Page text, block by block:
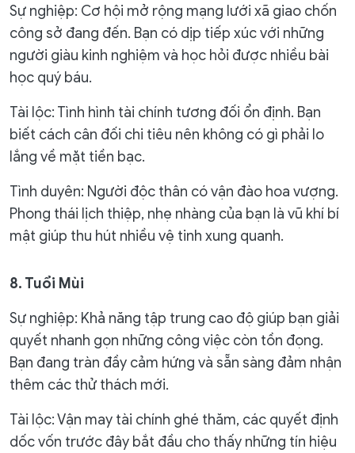
Sự nghiệp: Cơ hội mở rộng mạng lưới xã giao chốn
công sở đang đến. Bạn có dịp tiếp xúc với những
người giàu kinh nghiệm và học hỏi được nhiều bài
học quý báu.
Tài lộc: Tình hình tài chính tương đối ổn định. Bạn
biết cách cân đối chi tiêu nên không có gì phải lo
lắng về mặt tiền bạc.
Tình duyên: Người độc thân có vận đào hoa vượng.
Phong thái lịch thiệp, nhẹ nhàng của bạn là vũ khí bí
mật giúp thu hút nhiều vệ tinh xung quanh.
8. Tuổi Mùi
Sự nghiệp: Khả năng tập trung cao độ giúp bạn giải
quyết nhanh gọn những công việc còn tồn đọng.
Bạn đang tràn đầy cảm hứng và sẵn sàng đảm nhận
thêm các thử thách mới.
Tài lộc: Vận may tài chính ghé thăm, các quyết định
dốc vốn trước đây bắt đầu cho thấy những tín hiệu